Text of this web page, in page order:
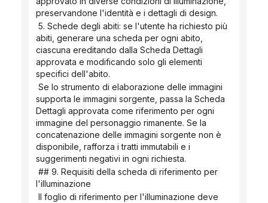
preservandone l'identità e i dettagli di design.
abiti, generare una scheda per ogni abito,
ciascuna ereditando dalla Scheda Dettagli
approvata e modificando solo gli elementi
specifici dell'abito.
supporta le immagini sorgente, passa la Scheda
Dettagli approvata come riferimento per ogni
immagine del personaggio rimanente. Se la
concatenazione delle immagini sorgente non è
disponibile, rafforza i tratti immutabili e i
suggerimenti negativi in ​​ogni richiesta.
l'illuminazione